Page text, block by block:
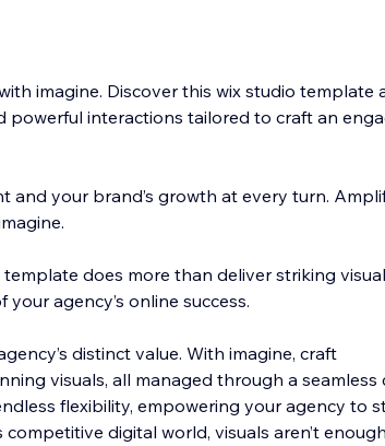
imagine. Discover this wix studio template
powerful interactions tailored to craft an
and your brand’s growth at every turn.
does more than deliver striking
agency’s online success.
distinct value. With imagine, craft
visuals, all managed through a seamless
flexibility, empowering your agency to
competitive digital world, visuals aren’t